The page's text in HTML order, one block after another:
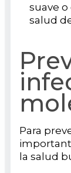
suave
salud
Para
la salud